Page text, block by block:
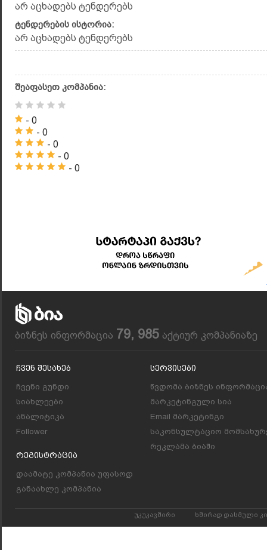
არ აცხადებს ტენდერებს
ტენდერების ისტორია:
არ აცხადებს ტენდერებს
შეაფასეთ კომპანია:
- 0
- 0
- 0
- 0
- 0
ბიზნეს ინფორმაცია 79, 985 აქტიურ კომპანიაზე
Ჩვენ Შესახებ
ჩვენი გუნდი
სიახლეები
ანალიტიკა
Follower
Რეგისტრაცია
დაამატე კომპანია უფასოდ
განაახლე კომპანია
Სერვისები
წვდომა ბიზნეს
მარკეტინგული სია
Email მარკეტინგი
საკონსულტაციო
რეკლამა ბიაში
უკუკავშირი ხშირად დასმული